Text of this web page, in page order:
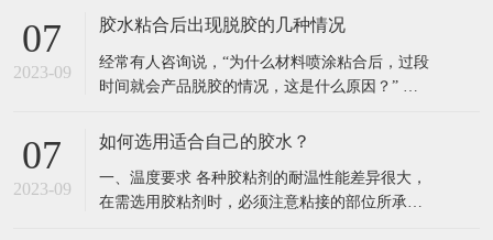
07
2023-09
胶水粘合后出现脱胶的几种情况
经常有人咨询说，“为什么材料喷涂粘合后，过段
时间就会产品脱胶的情况，这是什么原因？” 其
说，材料粘合后基本上都不会出现脱胶的情况。
成的。 影响材料粘合后脱胶的几种因素以及解决
方法： 1、太阳照射易脱胶
07
2023-09
如何选用适合自己的胶水？
一、温度要求 各种胶粘剂的耐温性能差异很大，
在需选用胶粘剂时，必须注意粘接的部位所承受